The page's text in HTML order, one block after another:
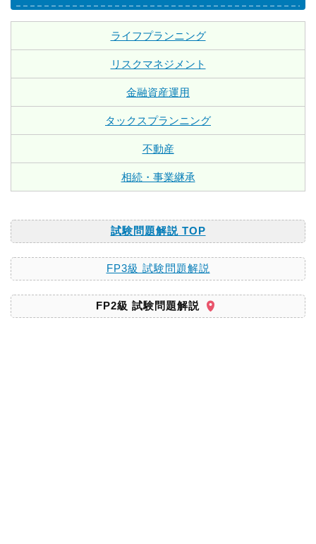
ライフプランニング
リスクマネジメント
金融資産運用
タックスプランニング
不動産
相続・事業継承
試験問題解説 TOP
FP3級 試験問題解説
FP2級 試験問題解説